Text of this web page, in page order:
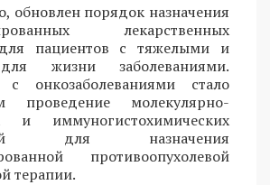
обновлен порядок назначения
лекарственных
пациентов с тяжелыми и
жизни заболеваниями.
онкозаболеваниями стало
проведение молекулярно-
и иммуногистохимических
для назначения
противоопухолевой
терапии.